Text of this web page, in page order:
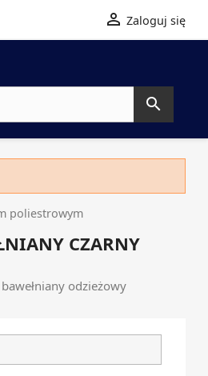
 Zaloguj się

poliestrowym
CZARNY
odzieżowy